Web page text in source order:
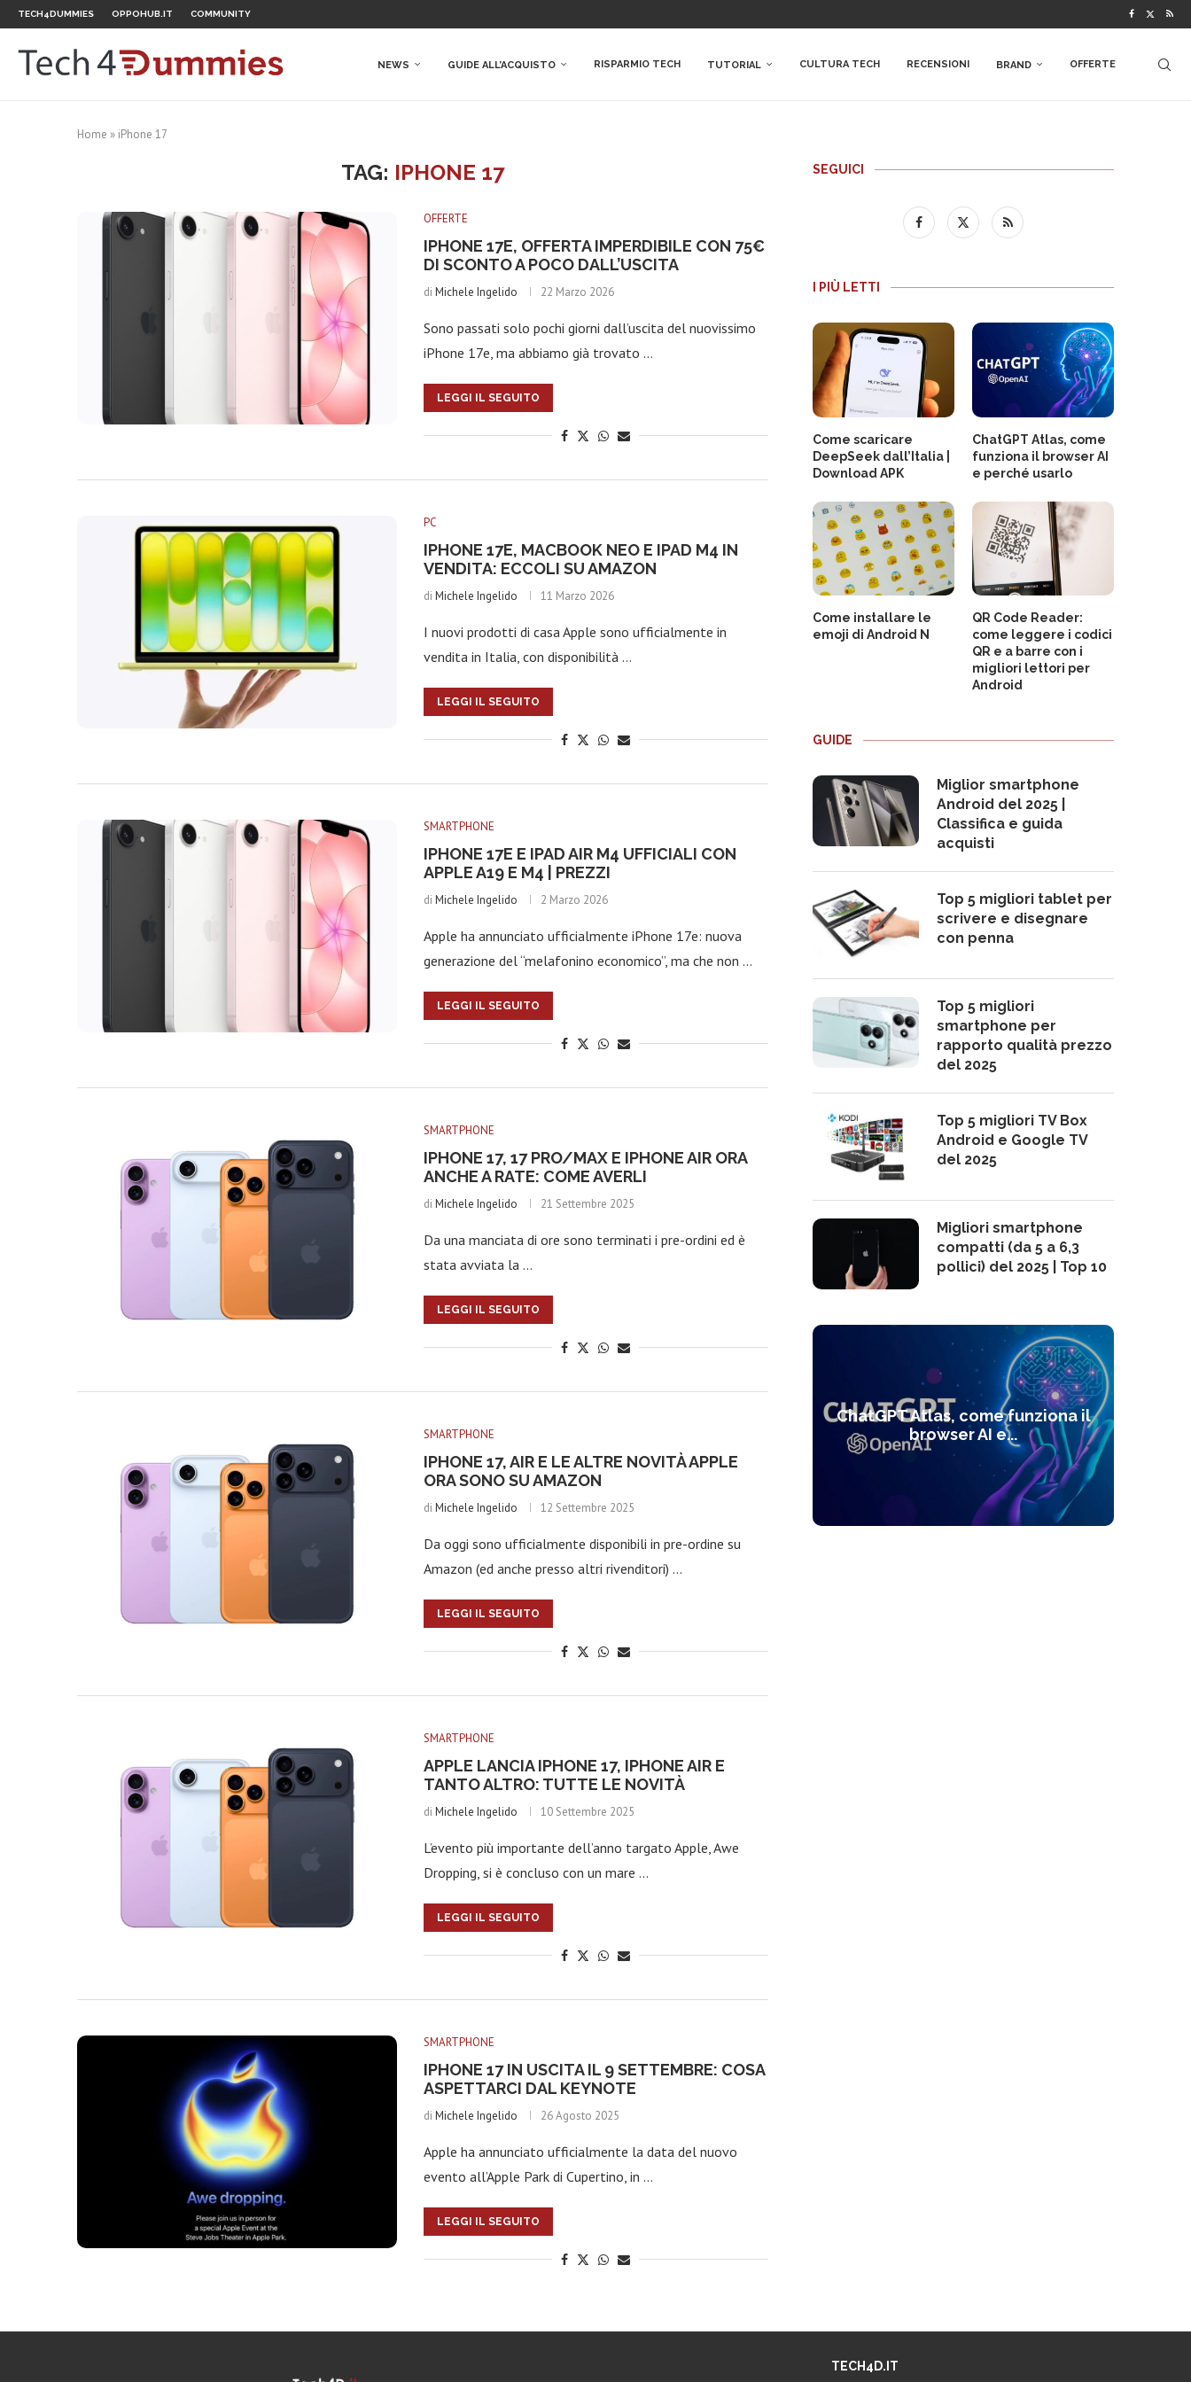
TECH4DUMMIES OPPOHUB.IT COMMUNITY
NEWS GUIDE ALL’ACQUISTO RISPARMIO TECH TUTORIAL CULTURA TECH RECENSIONI BRAND OFFERTE
Home » iPhone 17
TAG: IPHONE 17
OFFERTE
IPHONE 17E, OFFERTA IMPERDIBILE CON 75€
DI SCONTO A POCO DALL’USCITA
di Michele Ingelido 22 Marzo 2026
Sono passati solo pochi giorni dall’uscita del nuovissimo
iPhone 17e, ma abbiamo già trovato …
LEGGI IL SEGUITO
PC
IPHONE 17E, MACBOOK NEO E IPAD M4 IN
VENDITA: ECCOLI SU AMAZON
di Michele Ingelido 11 Marzo 2026
I nuovi prodotti di casa Apple sono ufficialmente in
vendita in Italia, con disponibilità …
LEGGI IL SEGUITO
SMARTPHONE
IPHONE 17E E IPAD AIR M4 UFFICIALI CON
APPLE A19 E M4 | PREZZI
di Michele Ingelido 2 Marzo 2026
Apple ha annunciato ufficialmente iPhone 17e: nuova
generazione del “melafonino economico”, ma che non …
LEGGI IL SEGUITO
SMARTPHONE
IPHONE 17, 17 PRO/MAX E IPHONE AIR ORA
ANCHE A RATE: COME AVERLI
di Michele Ingelido 21 Settembre 2025
Da una manciata di ore sono terminati i pre-ordini ed è
stata avviata la …
LEGGI IL SEGUITO
SMARTPHONE
IPHONE 17, AIR E LE ALTRE NOVITÀ APPLE
ORA SONO SU AMAZON
di Michele Ingelido 12 Settembre 2025
Da oggi sono ufficialmente disponibili in pre-ordine su
Amazon (ed anche presso altri rivenditori) …
LEGGI IL SEGUITO
SMARTPHONE
APPLE LANCIA IPHONE 17, IPHONE AIR E
TANTO ALTRO: TUTTE LE NOVITÀ
di Michele Ingelido 10 Settembre 2025
L’evento più importante dell’anno targato Apple, Awe
Dropping, si è concluso con un mare …
LEGGI IL SEGUITO
SMARTPHONE
IPHONE 17 IN USCITA IL 9 SETTEMBRE: COSA
ASPETTARCI DAL KEYNOTE
di Michele Ingelido 26 Agosto 2025
Apple ha annunciato ufficialmente la data del nuovo
evento all’Apple Park di Cupertino, in …
LEGGI IL SEGUITO
SEGUICI
I PIÙ LETTI
Come scaricare
DeepSeek dall’Italia |
Download APK
ChatGPT Atlas, come
funziona il browser AI
e perché usarlo
Come installare le
emoji di Android N
QR Code Reader:
come leggere i codici
QR e a barre con i
migliori lettori per
Android
GUIDE
Miglior smartphone
Android del 2025 |
Classifica e guida
acquisti
Top 5 migliori tablet per
scrivere e disegnare
con penna
Top 5 migliori
smartphone per
rapporto qualità prezzo
del 2025
Top 5 migliori TV Box
Android e Google TV
del 2025
Migliori smartphone
compatti (da 5 a 6,3
pollici) del 2025 | Top 10
ChatGPT Atlas, come funziona il
browser AI e...
TECH4D.IT